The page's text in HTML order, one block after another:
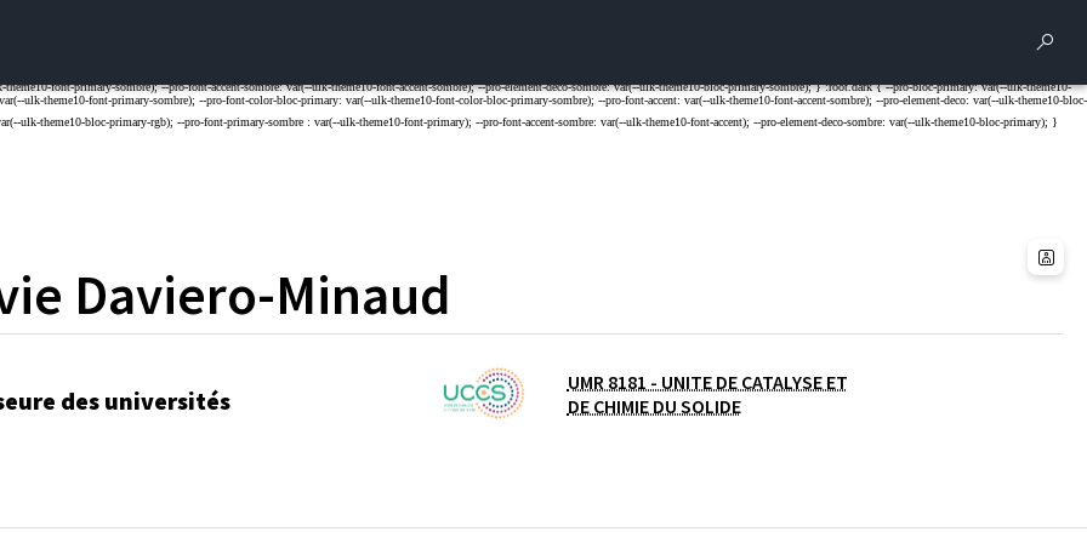
Daviero-Minaud
des universités
UMR 8181 - UNITE DE CATALYSE ET
DE CHIMIE DU SOLIDE